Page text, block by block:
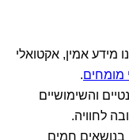
מידע אמין, אקטואלי
מומחים.
והשימושיים
לחוויה.
חמים